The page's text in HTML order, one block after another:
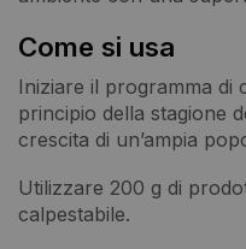
Come si usa
Iniziare il programma di
principio della stagione
crescita di un’ampia
Utilizzare 200 g di
calpestabile.